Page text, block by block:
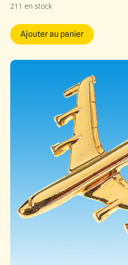
211 en stock
Ajouter au panier